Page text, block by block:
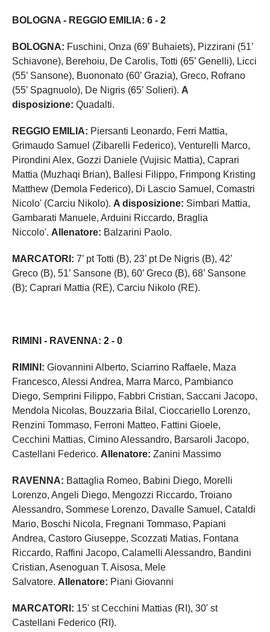
BOLOGNA - REGGIO EMILIA: 6 - 2
BOLOGNA: Fuschini, Onza (69’ Buhaiets), Pizzirani (51’
Schiavone), Berehoiu, De Carolis, Totti (65’ Genelli), Licci
(55’ Sansone), Buononato (60’ Grazia), Greco, Rofrano
(55’ Spagnuolo), De Nigris (65’ Solieri). A
disposizione: Quadalti.
REGGIO EMILIA: Piersanti Leonardo, Ferri Mattia,
Grimaudo Samuel (Zibarelli Federico), Venturelli Marco,
Pirondini Alex, Gozzi Daniele (Vujisic Mattia), Caprari
Mattia (Muzhaqi Brian), Ballesi Filippo, Frimpong Kristing
Matthew (Demola Federico), Di Lascio Samuel, Comastri
Nicolo' (Carciu Nikolo). A disposizione: Simbari Mattia,
Gambarati Manuele, Arduini Riccardo, Braglia
Niccolo'. Allenatore: Balzarini Paolo.
MARCATORI: 7’ pt Totti (B), 23’ pt De Nigris (B), 42’
Greco (B), 51’ Sansone (B), 60’ Greco (B), 68’ Sansone
(B); Caprari Mattia (RE), Carciu Nikolo (RE).
RIMINI - RAVENNA: 2 - 0
RIMINI: Giovannini Alberto, Sciarrino Raffaele, Maza
Francesco, Alessi Andrea, Marra Marco, Pambianco
Diego, Semprini Filippo, Fabbri Cristian, Saccani Jacopo,
Mendola Nicolas, Bouzzaria Bilal, Cioccariello Lorenzo,
Renzini Tommaso, Ferroni Matteo, Fattini Gioele,
Cecchini Mattias, Cimino Alessandro, Barsaroli Jacopo,
Castellani Federico. Allenatore: Zanini Massimo
RAVENNA: Battaglia Romeo, Babini Diego, Morelli
Lorenzo, Angeli Diego, Mengozzi Riccardo, Troiano
Alessandro, Sommese Lorenzo, Davalle Samuel, Cataldi
Mario, Boschi Nicola, Fregnani Tommaso, Papiani
Andrea, Castoro Giuseppe, Scozzati Matias, Fontana
Riccardo, Raffini Jacopo, Calamelli Alessandro, Bandini
Cristian, Asenoguan T. Aisosa, Mele
Salvatore. Allenatore: Piani Giovanni
MARCATORI: 15' st Cecchini Mattias (RI), 30' st
Castellani Federico (RI).